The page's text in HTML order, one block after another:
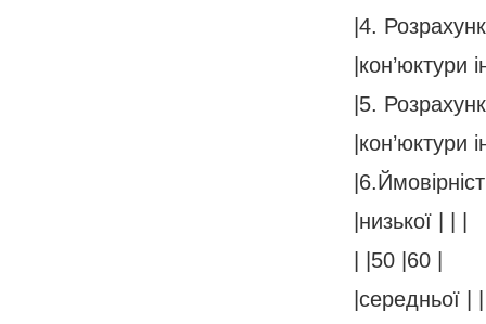
|4.
|кон’юктури
|5.
|кон’юктури
|низької | | |
| |50 |60 |
|середньої |